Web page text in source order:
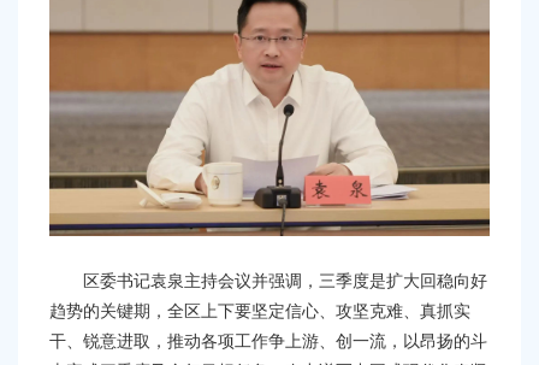
区委书记袁泉主持会议并强调，三季度是扩大回稳向好
趋势的关键期，全区上下要坚定信心、攻坚克难、真抓实
干、锐意进取，推动各项工作争上游、创一流，以昂扬的斗